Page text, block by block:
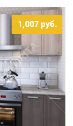
1,007 руб.